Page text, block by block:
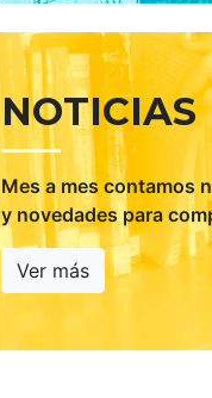
NOTICIAS
Mes a mes contamos
y novedades para
Ver más